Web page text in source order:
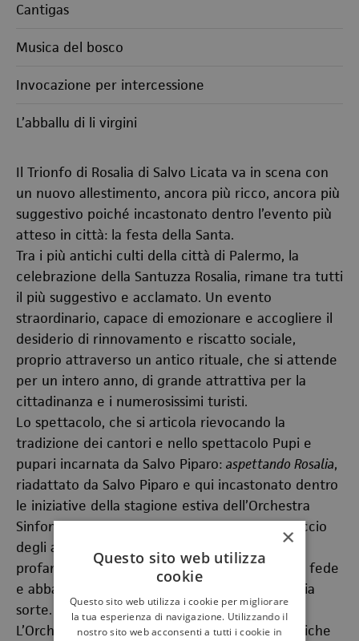
Cantigas
Musica del bosco
Invocazione per intercessione
L’abballu di li virgini
Il Trionfo di Rosalia di Salvo Licata va in scena con
un nuovo allestimento, ancora più ricco, ancora più
suggestivo poiché incastonato dentro l’evento più
atteso in città: la festa della Santa.
Tra i più antichi culti della città di Palermo, la
celebrazione della Santuzza Rosalia, rimane tra tutti
il più suggestivo e acclamato. Un evento
straordinario, capace di emozionare e accogliere il
desiderio di rinnovamento e riscatto sociale,
proprio attraverso un antico rituale, che si attende
per un intero anno, di grande attrattiva per la
cittadinanza e i numerosissimi turisti.
Lo spettacolo, che si articola rievocando la
tradizione dei cantori e nello spettacolo Pupi e
pupari incarnata da Salvo Piparo: aspettando Rosalia,
riadattato da Salvo Piparo e qui incastonato dentro
le iniziative della stagione estiva dell’Orchestra
Sinfonica Siciliana, ha le sue radici nel canovaccio
degli antichi trionfisti orbi. Una storia sacra e
profana del sentimento umano, tra bisogno di fede
e abbandono, di chi consegna al cielo la propria
sorte.
L’Orchestra Sinfonica Siciliana eseguirà le musiche
×
Questo sito web utilizza
cookie
Questo sito web utilizza i cookie per migliorare
la tua esperienza di navigazione. Utilizzando il
nostro sito web acconsenti a tutti i cookie in